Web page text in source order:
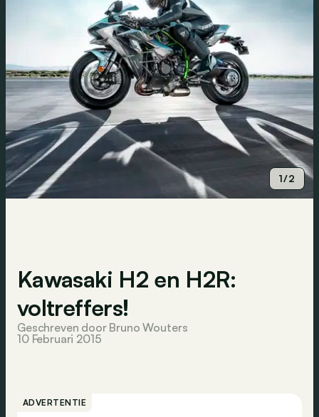
1/2
Kawasaki H2 en H2R:
voltreffers!
Geschreven door Bruno Wouters
10 Februari 2015
ADVERTENTIE